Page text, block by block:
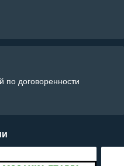
по договоренности